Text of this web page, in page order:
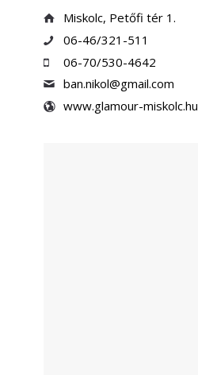
Miskolc, Petőfi tér 1.
06-46/321-511
06-70/530-4642
ban.nikol@gmail.com
www.glamour-miskolc.hu